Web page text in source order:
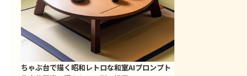
ちゃぶ台で描く昭和レトロな和室AIプロンプト